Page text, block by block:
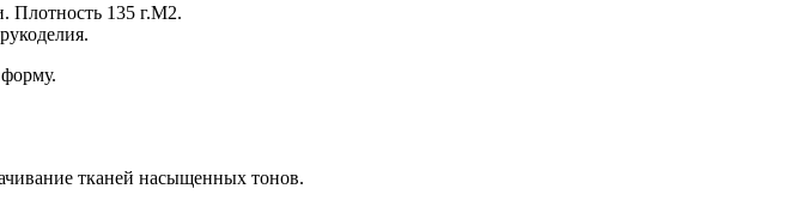
Плотность 135 г.М2.
тканей насыщенных тонов.